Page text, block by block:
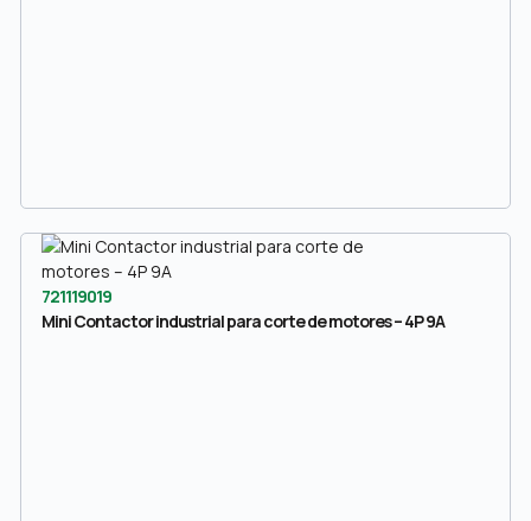
721119019
Mini Contactor industrial para corte de motores – 4P 9A